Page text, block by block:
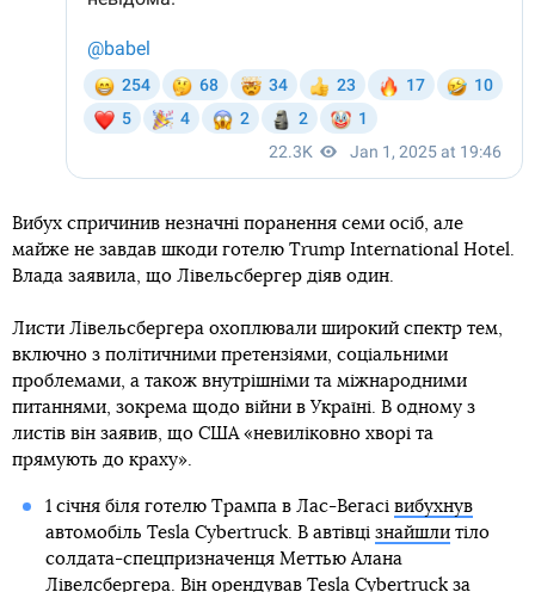
Вибух спричинив незначні поранення семи осіб, але
майже не завдав шкоди готелю Trump International Hotel.
Влада заявила, що Лівельсбергер діяв один.
Листи Лівельсбергера охоплювали широкий спектр тем,
включно з політичними претензіями, соціальними
проблемами, а також внутрішніми та міжнародними
питаннями, зокрема щодо війни в Україні. В одному з
листів він заявив, що США «невиліковно хворі та
прямують до краху».
1 січня біля готелю Трампа в Лас-Вегасі вибухнув
автомобіль Tesla Cybertruck. В автівці знайшлитіло
солдата-спецпризначенця Меттью Алана
Лівелсбергера. Він орендував Tesla Cybertruck за